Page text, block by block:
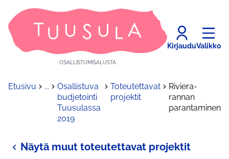
OSALLISTUMISALUSTA
KirjauduValikko
Etusivu ...
Osallistuva
budjetointi
Tuusulassa
2019
Toteutettavat
projektit
Riviera-
rannan
parantaminen
Näytä muut toteutettavat projektit